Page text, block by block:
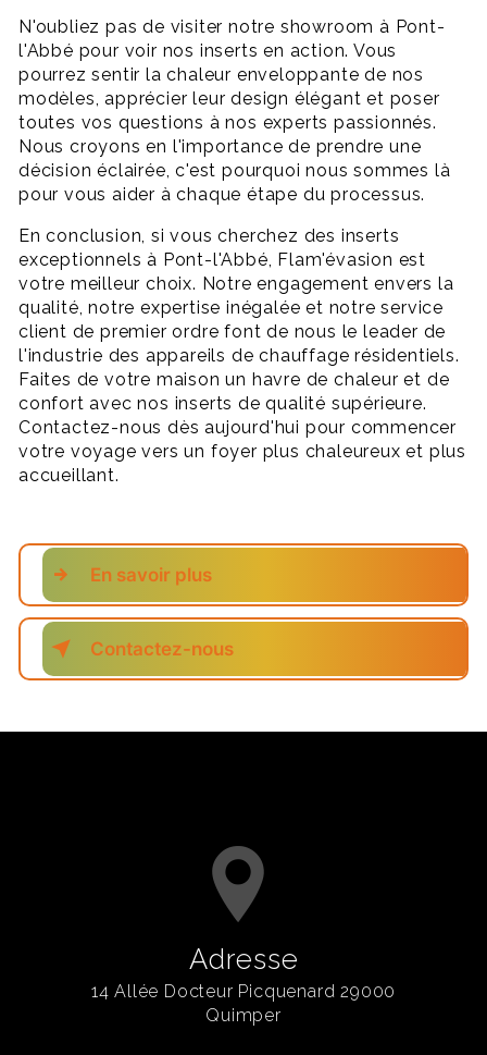
N'oubliez pas de visiter notre showroom à Pont-
l'Abbé pour voir nos inserts en action. Vous
pourrez sentir la chaleur enveloppante de nos
modèles, apprécier leur design élégant et poser
toutes vos questions à nos experts passionnés.
Nous croyons en l'importance de prendre une
décision éclairée, c'est pourquoi nous sommes là
pour vous aider à chaque étape du processus.
En conclusion, si vous cherchez des inserts
exceptionnels à Pont-l'Abbé, Flam'évasion est
votre meilleur choix. Notre engagement envers la
qualité, notre expertise inégalée et notre service
client de premier ordre font de nous le leader de
l'industrie des appareils de chauffage résidentiels.
Faites de votre maison un havre de chaleur et de
confort avec nos inserts de qualité supérieure.
Contactez-nous dès aujourd'hui pour commencer
votre voyage vers un foyer plus chaleureux et plus
accueillant.
En savoir plus
Contactez-nous
Adresse
14 Allée Docteur Picquenard 29000
Quimper